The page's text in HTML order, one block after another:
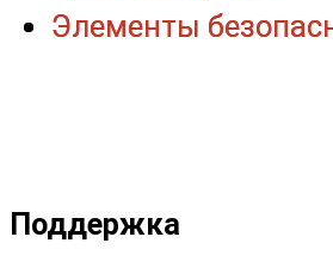
Поддержка
Элементы
Элементы